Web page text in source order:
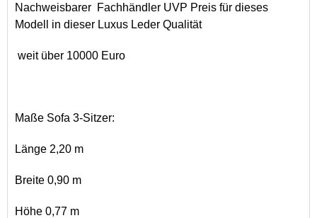
Nachweisbarer Fachhändler UVP Preis für dieses
Modell in dieser Luxus Leder Qualität
weit über 10000 Euro
Maße Sofa 3-Sitzer:
Länge 2,20 m
Breite 0,90 m
Höhe 0,77 m